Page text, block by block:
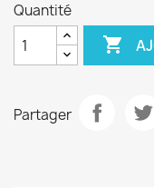
Quantité

Partager